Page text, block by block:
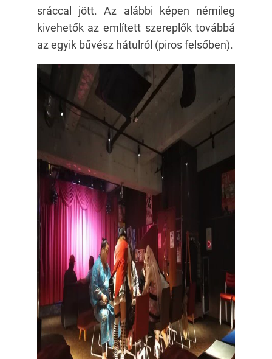
sráccal jött. Az alábbi képen némileg
kivehetők az említett szereplők továbbá
az egyik bűvész hátulról (piros felsőben).